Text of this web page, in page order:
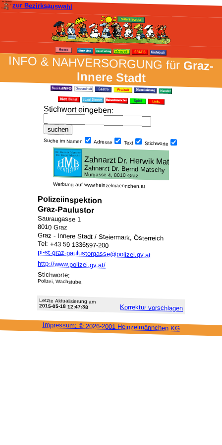
zur Bezirksauswahl
INFO & NAH­VER­SORG­UNG fürGraz-
Innere Stadt
Stich­wort ein­geben:
Suche im Namen Adresse Text Stich­worte
Werbung auf www.heinzelmaennchen.at
Polizeiinspektion
Graz-Paulustor
Sauraugasse 1
8010 Graz
Graz - Innere Stadt / Steiermark, Österreich
Tel: +43 59 1336597-200
pi-st-graz-paulustorgasse@polizei.gv.at
http://www.polizei.gv.at/
Stichworte:
Polizei, Wachstube,
Letzte Aktu­alisie­rung am
2015-05-18 12:47:38 Korrektur vor­schlagen
Impressum: © 2026-2001 Heinzel­männchen KG